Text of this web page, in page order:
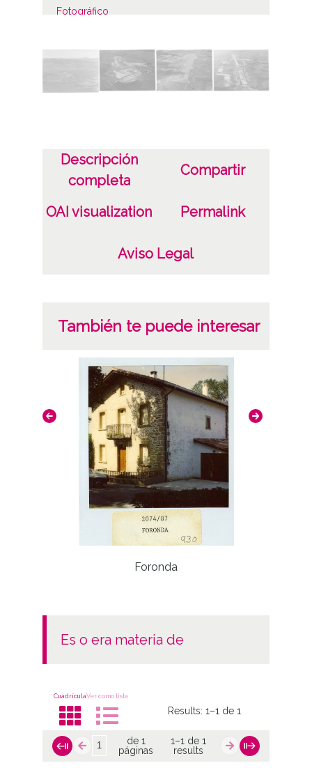
Fotográfico
Características del soporte
Materia
Vistas aéreas de Álava
CC BY-NC-SA 4.0
Descripción
completa
Compartir
OAI visualization Permalink
Aviso Legal
También te puede interesar
Foronda
es o era materia de
CuadrículaVer como lista
Results:1–1 de 1
de 1
páginas
1–1 de 1
results